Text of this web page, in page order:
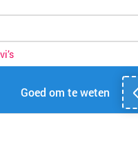
Goed om te weten